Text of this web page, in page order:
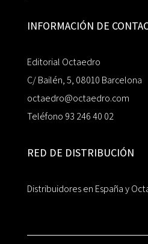
INFORMACIÓN DE
Editorial Octaedro
C/ Bailén, 5, 08010 Barcelona
octaedro@octaedro.com
Teléfono 93 246 40 02
RED DE DISTRIBUCIÓN
Distribuidores en España y